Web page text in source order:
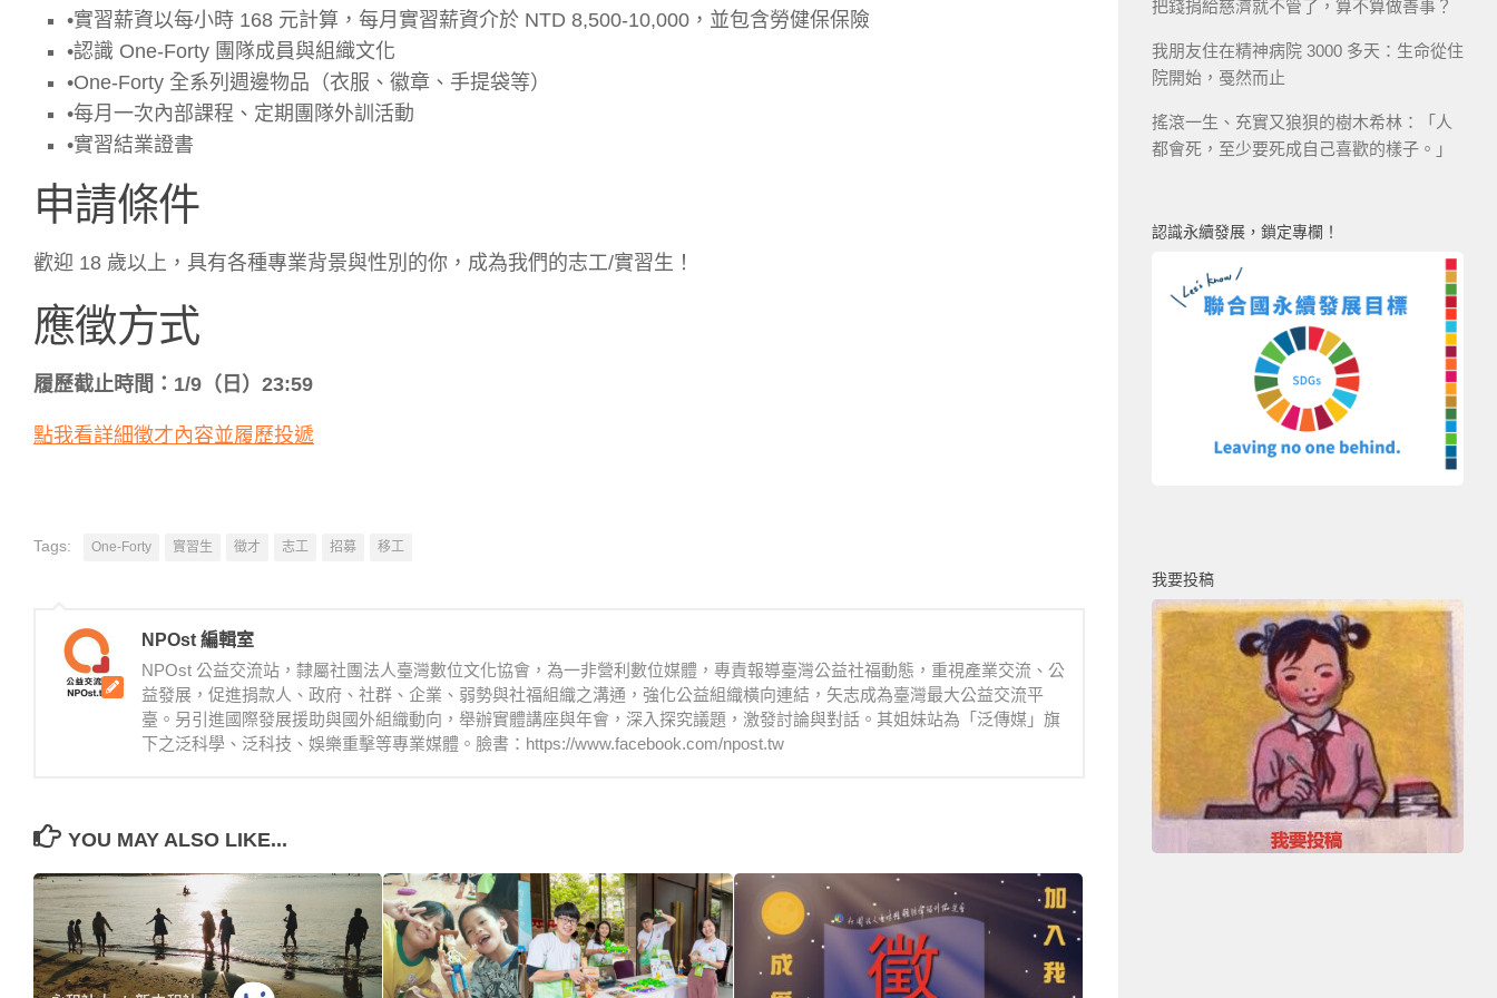
•實習薪資以每小時 168 元計算，每月實習薪資介於 NTD 8,500-10,000，並包含勞健保保險
•認識 One-Forty 團隊成員與組織文化
•One-Forty 全系列週邊物品（衣服、徽章、手提袋等）
•每月一次內部課程、定期團隊外訓活動
•實習結業證書
申請條件
歡迎 18 歲以上，具有各種專業背景與性別的你，成為我們的志工/實習生！
應徵方式
履歷截止時間：1/9（日）23:59
點我看詳細徵才內容並履歷投遞
Tags: One-Forty 實習生 徵才 志工 招募 移工
NPOst 編輯室
NPOst 公益交流站，隸屬社團法人臺灣數位文化協會，為一非營利數位媒體，專責報導臺灣公益社福動態，重視產業交流、公
益發展，促進捐款人、政府、社群、企業、弱勢與社福組織之溝通，強化公益組織橫向連結，矢志成為臺灣最大公益交流平
臺。另引進國際發展援助與國外組織動向，舉辦實體講座與年會，深入探究議題，激發討論與對話。其姐妹站為「泛傳媒」旗
下之泛科學、泛科技、娛樂重擊等專業媒體。臉書：https://www.facebook.com/npost.tw
YOU MAY ALSO LIKE...
把錢捐給慈濟就不管了，算不算做善事？
我朋友住在精神病院 3000 多天：生命從住
院開始，戞然而止
搖滾一生、充實又狼狽的樹木希林：「人
都會死，至少要死成自己喜歡的樣子。」
認識永續發展，鎖定專欄！
我要投稿